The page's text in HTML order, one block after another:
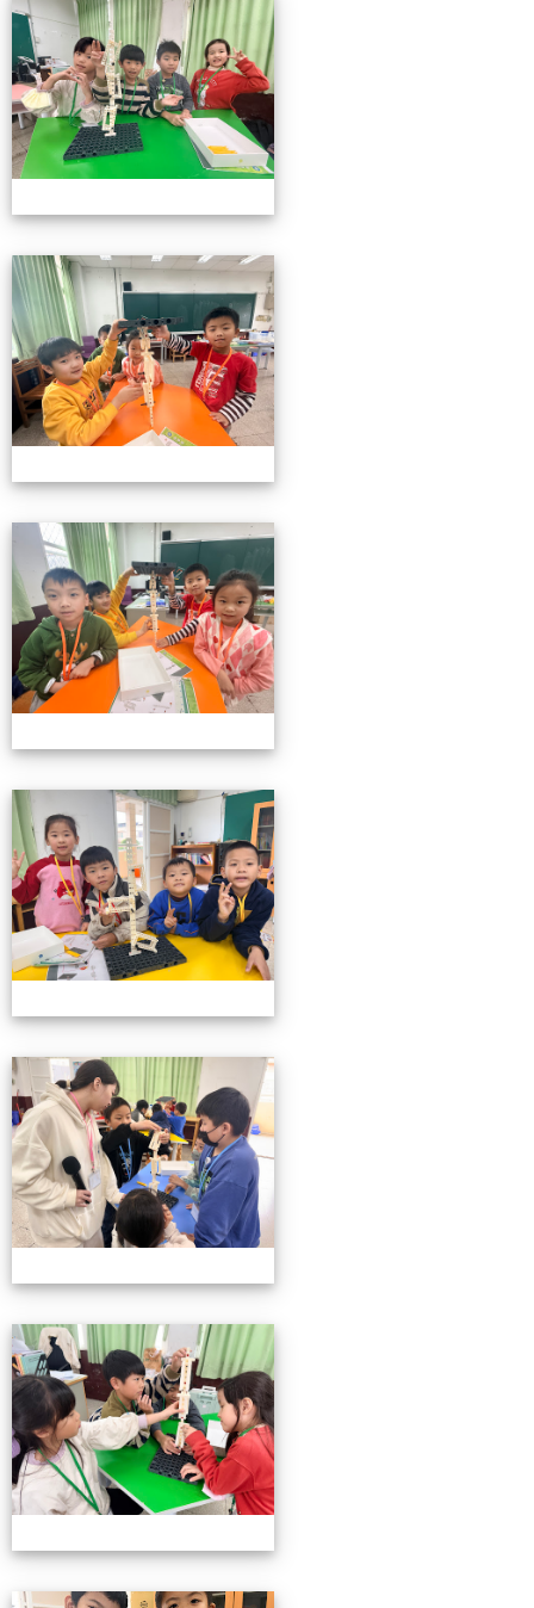
小小機關工程師育樂營
小小機關工程師育樂營
小小機關工程師育樂營
小小機關工程師育樂營
小小機關工程師育樂營